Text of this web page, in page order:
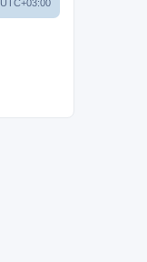
UTC+03:00